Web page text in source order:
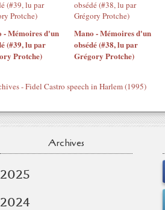
- Mémoires d'un
(#39, lu par
Protche)
Mano - Mémoires d'un
obsédé (#38, lu par
Grégory Protche)
- Fidel Castro speech in Harlem (1995)
Archives
2025
2024